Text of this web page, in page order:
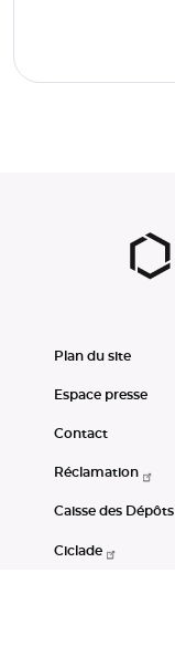
Plan du site
Espace presse
Contact
Réclamation
Caisse des Dépôts
Ciclade